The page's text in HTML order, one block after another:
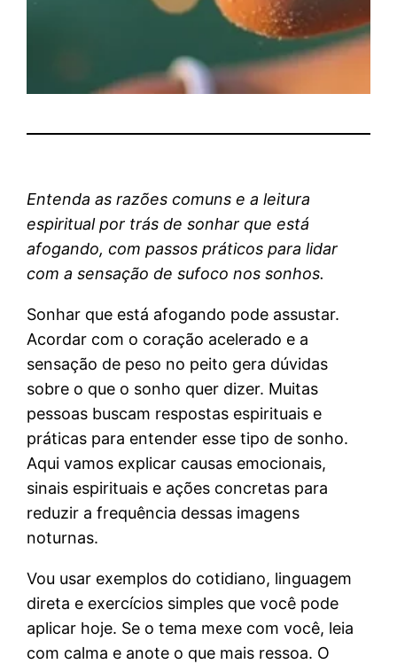
Entenda as razões comuns e a leitura
espiritual por trás de sonhar que está
afogando, com passos práticos para lidar
com a sensação de sufoco nos sonhos.
Sonhar que está afogando pode assustar.
Acordar com o coração acelerado e a
sensação de peso no peito gera dúvidas
sobre o que o sonho quer dizer. Muitas
pessoas buscam respostas espirituais e
práticas para entender esse tipo de sonho.
Aqui vamos explicar causas emocionais,
sinais espirituais e ações concretas para
reduzir a frequência dessas imagens
noturnas.
Vou usar exemplos do cotidiano, linguagem
direta e exercícios simples que você pode
aplicar hoje. Se o tema mexe com você, leia
com calma e anote o que mais ressoa. O